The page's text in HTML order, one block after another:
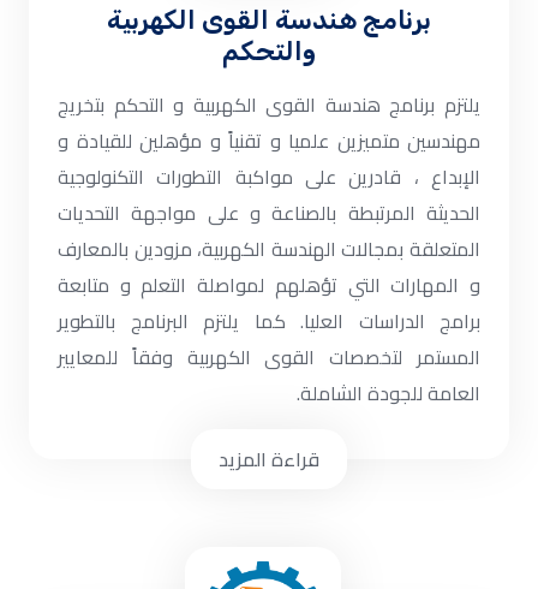
برنامج هندسة القوى الكهربية
والتحكم
يلتزم برنامج هندسة القوى الكهربية و التحكم بتخريج
مهندسين متميزين علميا و تقنياً و مؤهلين للقيادة و
الإبداع ، قادرين على مواكبة التطورات التكنولوجية
الحديثة المرتبطة بالصناعة و على مواجهة التحديات
المتعلقة بمجالات الهندسة الكهربية، مزودين بالمعارف
و المهارات التي تؤهلهم لمواصلة التعلم و متابعة
برامج الدراسات العليا. كما يلتزم البرنامج بالتطوير
المستمر لتخصصات القوى الكهربية وفقاً للمعايير
العامة للجودة الشاملة.
قراءة المزيد